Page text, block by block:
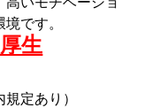
です。
生
定あり）